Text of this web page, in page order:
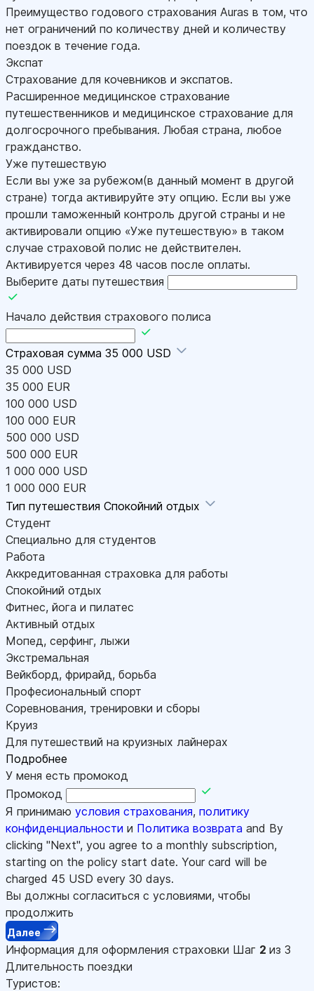
Преимущество годового страхования Auras в том, что
нет ограничений по количеству дней и количеству
поездок в течение года.
Экспат
Страхование для кочевников и экспатов.
Расширенное медицинское страхование
путешественников и медицинское страхование для
долгосрочного пребывания. Любая страна, любое
гражданство.
Уже путешествую
Если вы уже за рубежом(в данный момент в другой
стране) тогда активируйте эту опцию. Если вы уже
прошли таможенный контроль другой страны и не
активировали опцию «Уже путешествую» в таком
случае страховой полис не действителен.
Активируется через 48 часов после оплаты.
Выберите даты путешествия
Начало действия страхового полиса
Страховая сумма 35 000 USD
35 000 USD
35 000 EUR
100 000 USD
100 000 EUR
500 000 USD
500 000 EUR
1 000 000 USD
1 000 000 EUR
Тип путешествия Спокойний отдых
Студент
Специально для студентов
Работа
Аккредитованная страховка для работы
Спокойний отдых
Фитнес, йога и пилатес
Активный отдых
Мопед, серфинг, лыжи
Экстремальная
Вейкборд, фрирайд, борьба
Професиональный спорт
Соревнования, тренировки и сборы
Круиз
Для путешествий на круизных лайнерах
Подробнее
У меня есть промокод
Промокод
Я принимаю условия страхования, политику
конфиденциальности и Политика возврата and By
clicking "Next", you agree to a monthly subscription,
starting on the policy start date. Your card will be
charged 45 USD every 30 days.
Вы должны согласиться с условиями, чтобы
продолжить
Далее
Информация для оформления страховки Шаг 2 из 3
Длительность поездки
Туристов: